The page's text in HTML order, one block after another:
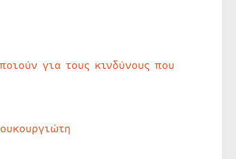
για τους κινδύνους που